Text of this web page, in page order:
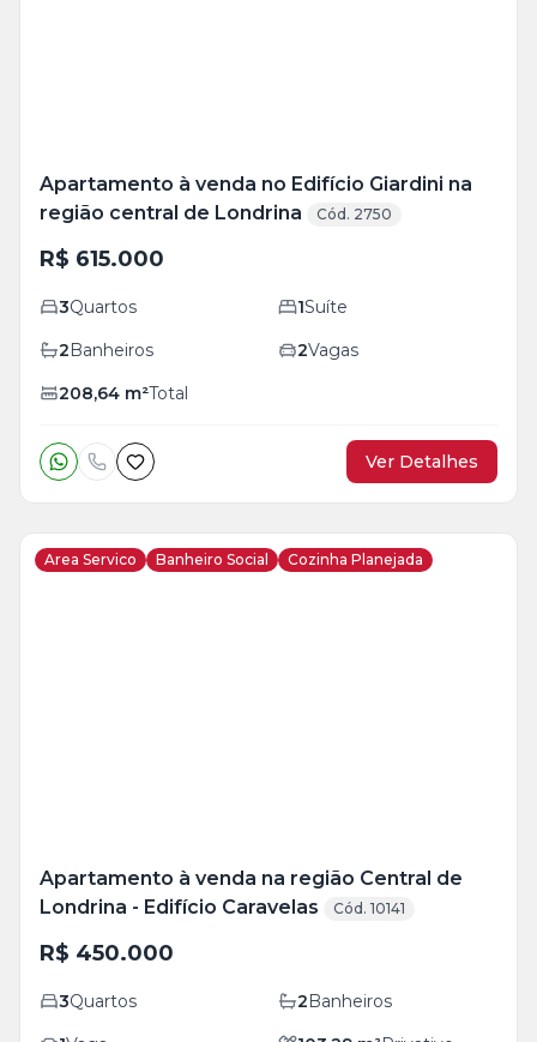
Apartamento à venda no Edifício Giardini na
região central de Londrina
Cód. 2750
R$ 615.000
3Quartos 1Suíte
2Banheiros 2Vagas
208,64 m²Total
Ver Detalhes
Area Servico Banheiro Social Cozinha Planejada
Apartamento à venda na região Central de
Londrina - Edifício Caravelas
Cód. 10141
R$ 450.000
3Quartos 2Banheiros